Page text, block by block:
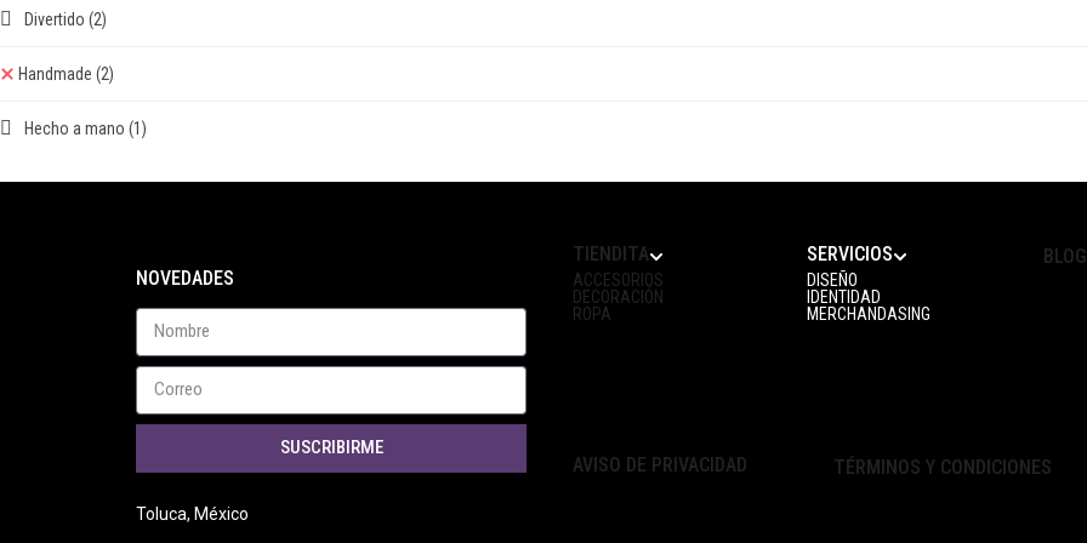
Divertido (2)
Handmade (2)
Hecho a mano (1)
NOVEDADES
SUSCRIBIRME
Toluca, México
TIENDITA
ACCESORIOS
DECORACIÓN
ROPA
SERVICIOS
DISEÑO
IDENTIDAD
MERCHANDASING
BLOG
AVISO DE PRIVACIDAD TÉRMINOS Y CONDICIONES